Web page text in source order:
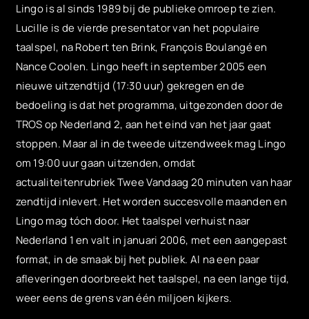
Lingo is al sinds 1989 bij de publieke omroep te zien.
Lucille is de vierde presentator van het populaire
taalspel, na Robert ten Brink, François Boulangé en
Nance Coolen. Lingo heeft in september 2005 een
nieuwe uitzendtijd (17:30 uur) gekregen en de
bedoeling is dat het programma, uitgezonden door de
TROS op Nederland 2, aan het eind van het jaar gaat
stoppen. Maar al in de tweede uitzendweek mag Lingo
om 19:00 uur gaan uitzenden, omdat
actualiteitenrubriek Twee Vandaag 20 minuten van haar
zendtijd inlevert. Het worden succesvolle maanden en
Lingo mag tóch door. Het taalspel verhuist naar
Nederland 1 en valt in januari 2006, met een aangepast
format, in de smaak bij het publiek. Al na een paar
afleveringen doorbreekt het taalspel, na een lange tijd,
weer eens de grens van één miljoen kijkers.